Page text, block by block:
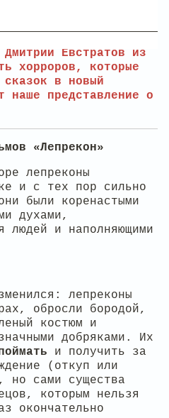
Евстратов из
хорроров, которые
сказок в новый
наше представление о
«Лепрекон»
лепреконы
и с тех пор сильно
были коренастыми
духами,
людей и наполняющими
лепреконы
обросли бородой,
костюм и
добряками. Их
и получить за
(откуп или
но сами существа
которым нельзя
окончательно